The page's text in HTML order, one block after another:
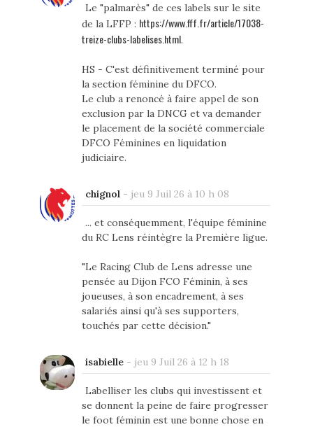
Le "palmarès" de ces labels sur le site
de la LFFP : https://www.fff.fr/article/17038-
treize-clubs-labelises.html.
HS - C'est définitivement terminé pour
la section féminine du DFCO.
Le club a renoncé à faire appel de son
exclusion par la DNCG et va demander
le placement de la société commerciale
DFCO Féminines en liquidation
judiciaire.
chignol - jeu 9 Juil 26 à 10 h 08
... et conséquemment, l'équipe féminine
du RC Lens réintègre la Première ligue.
"Le Racing Club de Lens adresse une
pensée au Dijon FCO Féminin, à ses
joueuses, à son encadrement, à ses
salariés ainsi qu'à ses supporters,
touchés par cette décision."
isabielle- jeu 9 Juil 26 à 12 h 18
Labelliser les clubs qui investissent et
se donnent la peine de faire progresser
le foot féminin est une bonne chose en